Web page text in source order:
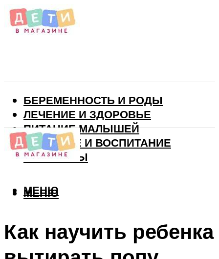
БЕРЕМЕННОСТЬ И РОДЫ
ЛЕЧЕНИЕ И ЗДОРОВЬЕ
ПИТАНИЕ МАЛЫШЕЙ
РАЗВИТИЕ И ВОСПИТАНИЕ
ВИТАМИНЫ
МЕНЮ
МЕНЮ
Как научить ребенка